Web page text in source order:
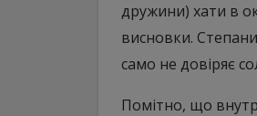
дружини) хати в
висновки.
само не довіряє
Помітно, що